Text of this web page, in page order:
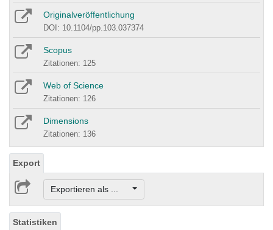
Originalveröffentlichung
DOI: 10.1104/pp.103.037374
Scopus
Zitationen: 125
Web of Science
Zitationen: 126
Dimensions
Zitationen: 136
Export
Exportieren als ...
Statistiken